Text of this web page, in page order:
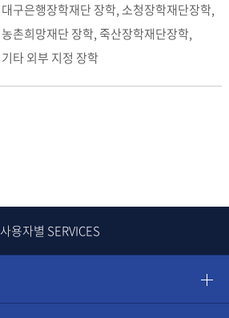
대구은행장학재단 장학, 소청장학재단장학,
농촌희망재단 장학, 죽산장학재단장학,
기타 외부 지정 장학
사용자별 SERVICES